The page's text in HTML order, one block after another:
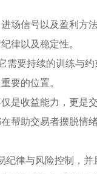
场信号以及盈利方
律以及稳定性。
需要持续的训练与
要的位置。
是收益能力，更是
帮助交易者摆脱情
律与风险控制，